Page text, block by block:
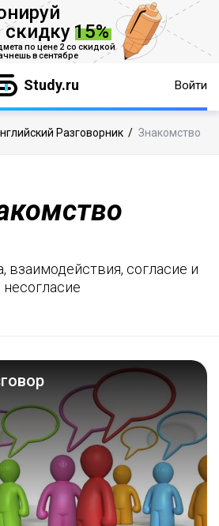
15%
по цене 2 со скидкой
в сентябре
Study.ru Войти
Разговорник / Знакомство
взаимодействия, согласие и
несогласие